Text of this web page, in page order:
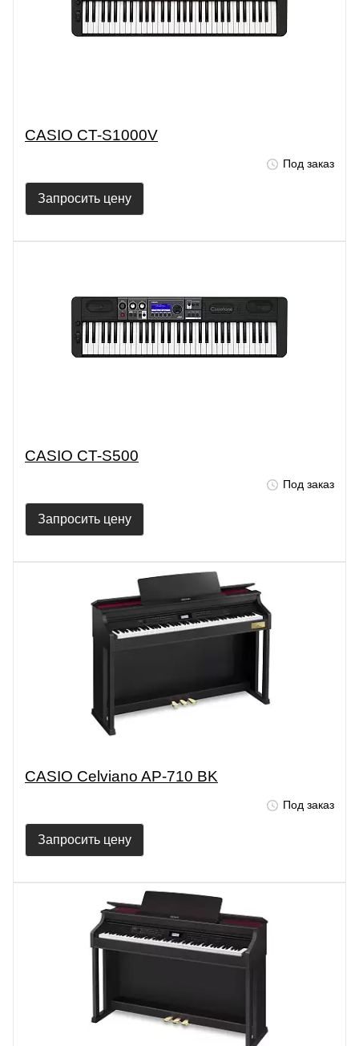
CASIO CT-S1000V
Под заказ
Запросить цену
CASIO CT-S500
Под заказ
Запросить цену
CASIO Celviano AP-710 BK
Под заказ
Запросить цену